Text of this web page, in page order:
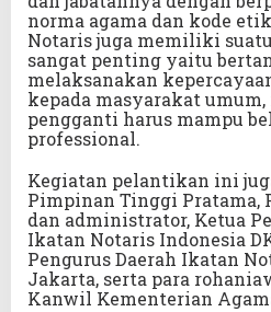
norma agama dan kode
Notaris juga memiliki
sangat penting yaitu
melaksanakan
kepada masyarakat
pengganti harus mampu
professional.
Kegiatan pelantikan ini
Pimpinan Tinggi Pratama,
dan administrator, Ketua
Ikatan Notaris Indonesia
Pengurus Daerah Ikatan
Jakarta, serta para
Kanwil Kementerian